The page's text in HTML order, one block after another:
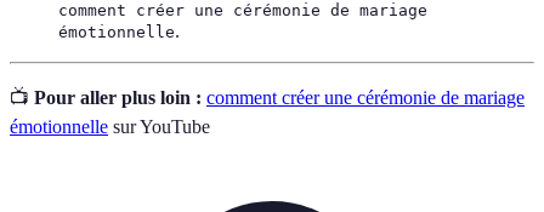
comment créer une cérémonie de mariage
émotionnelle.
📺 Pour aller plus loin : comment créer une cérémonie de mariage
émotionnelle sur YouTube